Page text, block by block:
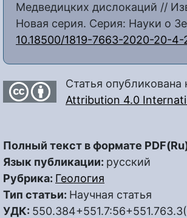
Медведицких дислокаций //
Новая серия. Серия: Науки о
10.18500/1819-7663-2020-20-4-
Статья
Attribution 4.0
Полный текст в формате
Язык публикации: русский
Рубрика: Геология
Тип статьи: Научная статья
УДК: